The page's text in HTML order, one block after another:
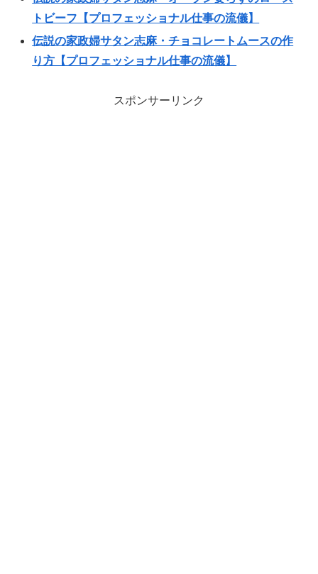
トビーフ【プロフェッショナル仕事の流儀】
伝説の家政婦サタン志麻・チョコレートムースの作
り方【プロフェッショナル仕事の流儀】
スポンサーリンク